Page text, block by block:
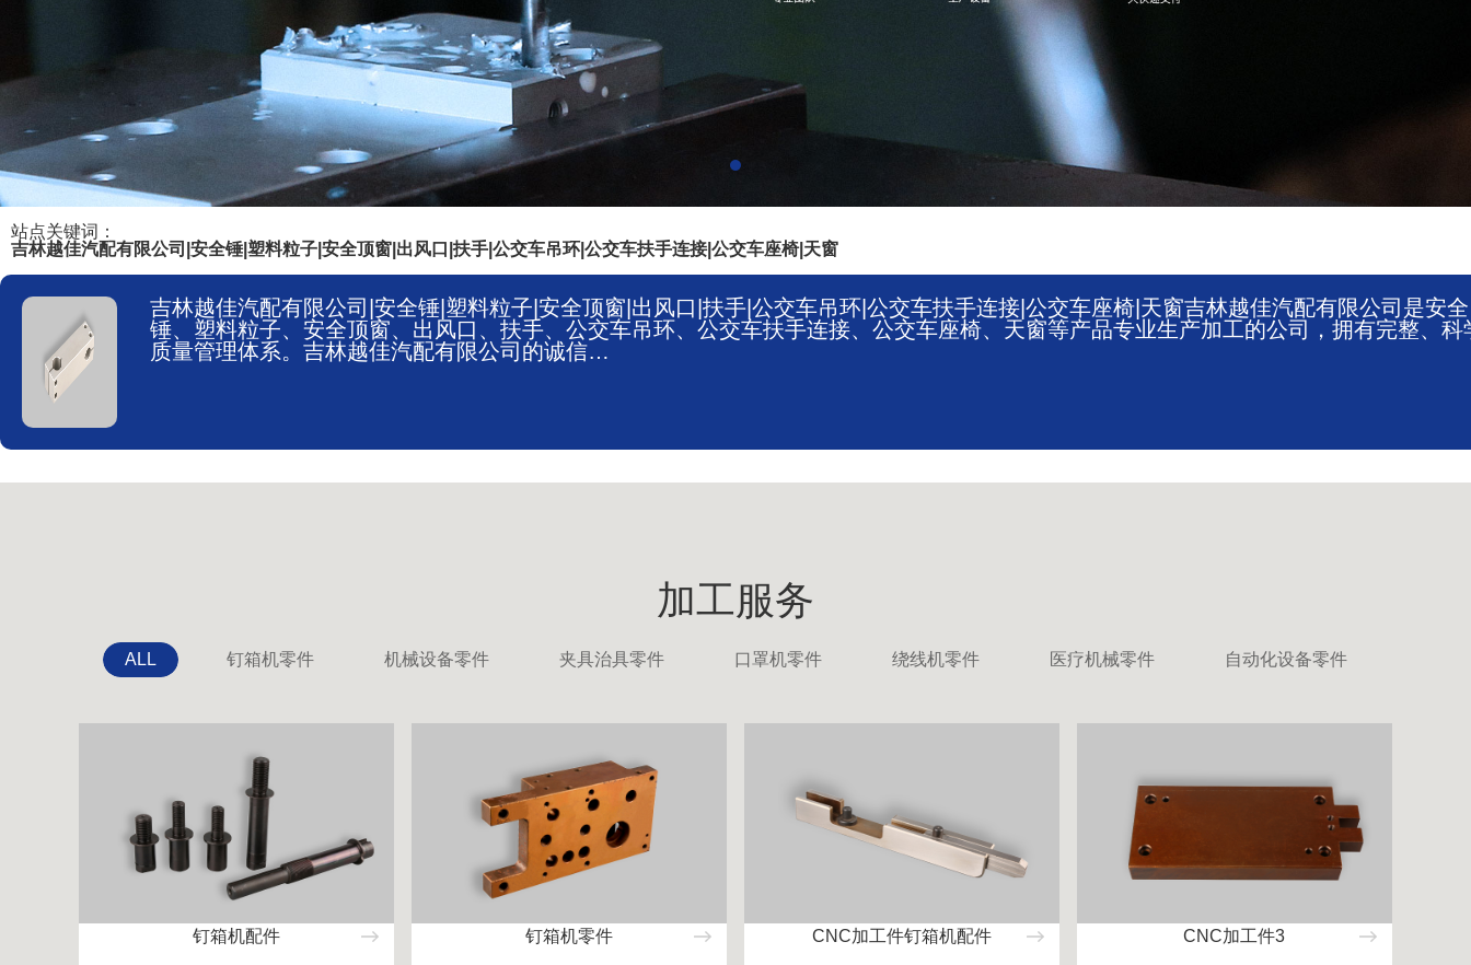
站点关键词：
吉林越佳汽配有限公司|安全锤|塑料粒子|安全顶窗|出风口|扶手|公交车吊环|公交车扶手连接|公交车座椅|天窗
吉林越佳汽配有限公司|安全锤|塑料粒子|安全顶窗|出风口|扶手|公交车吊环|公交车扶手连接|公交车座椅|天窗吉林越佳汽配有限公司是安全
锤、塑料粒子、安全顶窗、出风口、扶手、公交车吊环、公交车扶手连接、公交车座椅、天窗等产品专业生产加工的公司，拥有完整、科
质量管理体系。吉林越佳汽配有限公司的诚信…
加工服务
ALL 钉箱机零件 机械设备零件 夹具治具零件 口罩机零件 绕线机零件 医疗机械零件 自动化设备零件
钉箱机配件 钉箱机零件 CNC加工件钉箱机配件 CNC加工件3